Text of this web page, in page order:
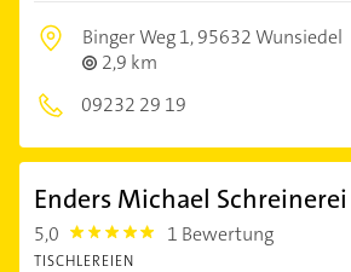
Binger Weg 1,95632 Wunsiedel
2,9 km
09232 29 19
Enders Michael Schreinerei
5,0 5.0 1 Bewertung
TISCHLEREIEN